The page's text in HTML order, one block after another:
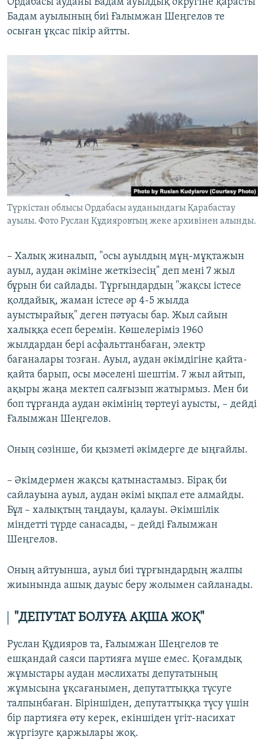
Бадам ауылының биі Ғалымжан Шеңгелов те
осыған ұқсас пікір айтты.
Түркістан облысы Ордабасы ауданындағы Қарабастау
ауылы. Фото Руслан Құдияровтың жеке архивінен алынды.
– Халық жиналып, "осы ауылдың мұң-мұқтажын
ауыл, аудан әкіміне жеткізесің" деп мені 7 жыл
бұрын би сайлады. Тұрғындардың "жақсы істесе
қолдайық, жаман істесе әр 4-5 жылда
ауыстырайық" деген пәтуасы бар. Жыл сайын
халыққа есеп беремін. Көшелеріміз 1960
жылдардан бері асфальттанбаған, электр
бағаналары тозған. Ауыл, аудан әкімдігіне қайта-
қайта барып, осы мәселені шештім. 7 жыл айтып,
ақыры жаңа мектеп салғызып жатырмыз. Мен би
боп тұрғанда аудан әкімінің төртеуі ауысты, – дейді
Ғалымжан Шеңгелов.
Оның сөзінше, би қызметі әкімдерге де ыңғайлы.
– Әкімдермен жақсы қатынастамыз. Бірақ би
сайлауына ауыл, аудан әкімі ықпал ете алмайды.
Бұл – халықтың таңдауы, қалауы. Әкімшілік
міндетті түрде санасады, – дейді Ғалымжан
Шеңгелов.
Оның айтуынша, ауыл биі тұрғындардың жалпы
жиынында ашық дауыс беру жолымен сайланады.
"ДЕПУТАТ БОЛУҒА АҚША ЖОҚ"
Руслан Құдияров та, Ғалымжан Шеңгелов те
ешқандай саяси партияға мүше емес. Қоғамдық
жұмыстары аудан мәслихаты депутатының
жұмысына ұқсағанымен, депутаттыққа түсуге
талпынбаған. Біріншіден, депутаттыққа түсу үшін
бір партияға өту керек, екіншіден үгіт-насихат
жүргізуге қаржылары жоқ.